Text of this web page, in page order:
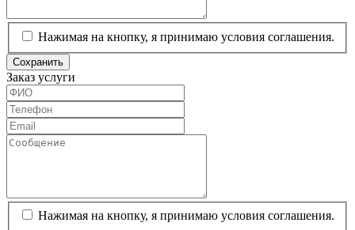
Нажимая на кнопку, я принимаю условия соглашения.
Сохранить
Заказ услуги
Нажимая на кнопку, я принимаю условия соглашения.